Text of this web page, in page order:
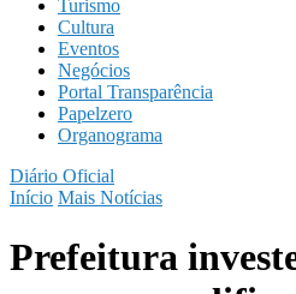
Turismo
Cultura
Eventos
Negócios
Portal Transparência
Papelzero
Organograma
Diário Oficial
Início Mais Notícias
Prefeitura